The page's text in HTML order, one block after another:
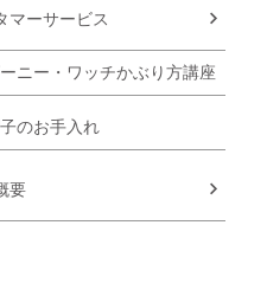
マーサービス
ニー・ワッチかぶり方講座
のお手入れ
要